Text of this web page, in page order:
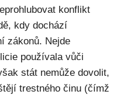
konflikt
kdy dochází
zákonů. Nejde
používala vůči
stát nemůže dovolit,
trestného činu (čímž